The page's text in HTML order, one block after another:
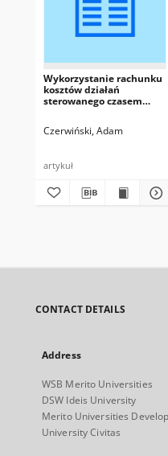
Wykorzystanie rachunku
kosztów działań
sterowanego czasem
informacyjnych
Czerwiński, Adam
artykuł
CONTACT DETAILS
Address
WSB Merito Universities
DSW Ideis University
Merito Universities
University Civitas